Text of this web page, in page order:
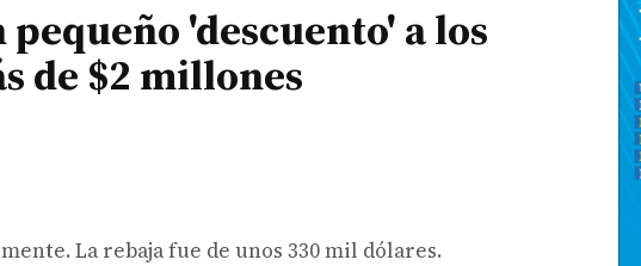
'descuento' a los
de $2 millones
La rebaja fue de unos 330 mil dólares.